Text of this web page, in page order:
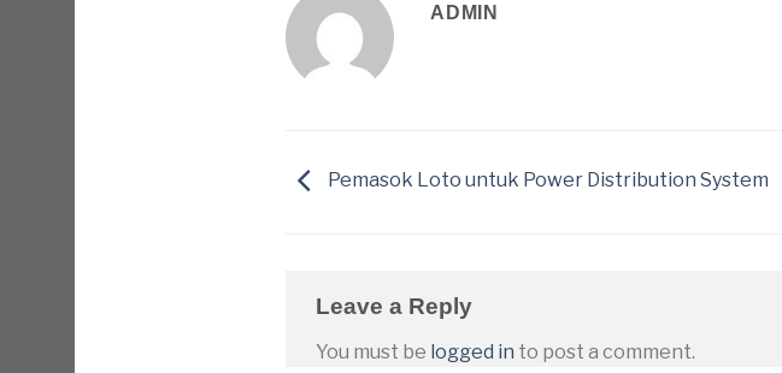
ADMIN
Pemasok Loto untuk Power Distribution System
Leave a Reply
You must be logged in to post a comment.